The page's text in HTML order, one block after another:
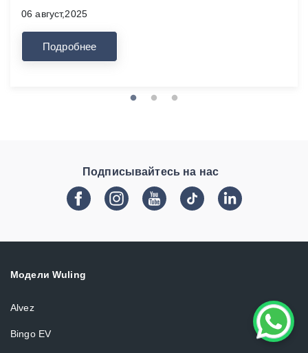
Advanced Driver
Over The Air
всем этим критериям, поэтому за короткое время стали
популярными...
06 август,2025
Подробнее
Подписывайтесь на нас
Модели Wuling
Alvez
Bingo EV